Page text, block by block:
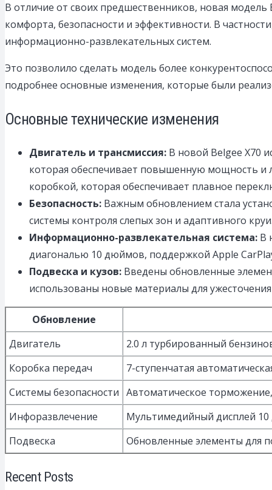
В отличие от своих предшественников, новая
комфорта, безопасности и эффективности. В
информационно-развлекательных систем.
Это позволило сделать модель более
подробнее основные изменения, которые были
Основные технические изменения
Двигатель и трансмиссия: В новой Belgee X70
которая обеспечивает повышенную мощность и
коробкой, которая обеспечивает плавное
Безопасность: Важным обновлением стала
системы контроля слепых зон и адаптивного
Информационно-развлекательная система: В
диагональю 10 дюймов, поддержкой Apple
Подвеска и кузов: Введены обновленные
использованы новые материалы для
Обновление
Двигатель
2.0 л турбированный
Коробка передач
7-ступенчатая
Системы безопасности Автоматическое
Инфоразвлечение
Мультимедийный дисплей
Подвеска
Обновленные элементы для
Recent Posts